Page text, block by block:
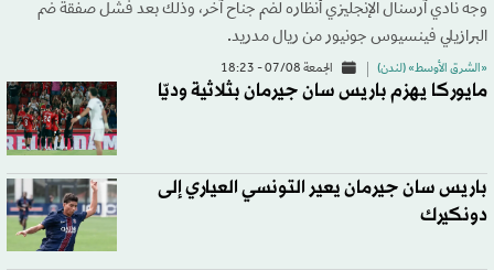
وجه نادي آرسنال الإنجليزي أنظاره لضم جناح آخر، وذلك بعد فشل صفقة ضم
البرازيلي فينسيوس جونيور من ريال مدريد.
«الشرق الأوسط» (لندن) الجمعة 07/08 - 18:23
مايوركا يهزم باريس سان جيرمان بثلاثية وديّا
باريس سان جيرمان يعير التونسي العياري إلى
دونكيرك